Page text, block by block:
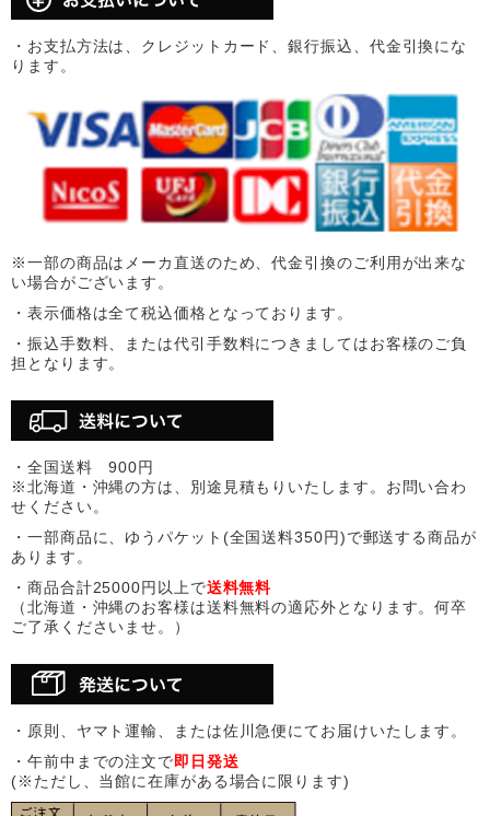
・お支払方法は、クレジットカード、銀行振込、代金引換にな
ります。
※一部の商品はメーカ直送のため、代金引換のご利用が出来な
い場合がございます。
・表示価格は全て税込価格となっております。
・振込手数料、または代引手数料につきましてはお客様のご負
担となります。
・全国送料 900円
※北海道・沖縄の方は、別途見積もりいたします。お問い合わ
せください。
・一部商品に、ゆうパケット(全国送料350円)で郵送する商品が
あります。
・商品合計25000円以上で送料無料
（北海道・沖縄のお客様は送料無料の適応外となります。何卒
ご了承くださいませ。）
・原則、ヤマト運輸、または佐川急便にてお届けいたします。
・午前中までの注文で即日発送
(※ただし、当館に在庫がある場合に限ります)